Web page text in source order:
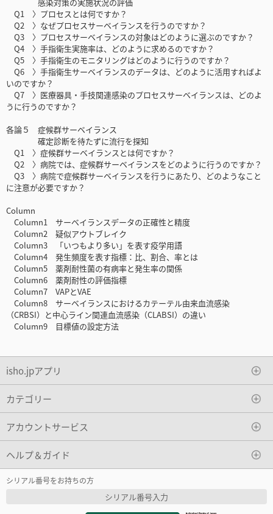
Q1 〉プロセスとは何ですか？
Q2 〉なぜプロセスサーベイランスを行うのですか？
Q3 〉プロセスサーベイランスの対象はどのように選ぶのですか？
Q4 〉手指衛生実施率は、どのように求めるのですか？
Q5 〉手指衛生のモニタリングはどのように行うのですか？
Q6 〉手指衛生サーベイランスのデータは、どのように活用すればよ
いのですか？
Q7 〉医療器具・手技関連感染のプロセスサーベイランスは、どのよ
うに行うのですか？
各論５ 症候群サーベイランス
確定診断を待たずに流行を探知
Q1 〉症候群サーベイランスとは何ですか？
Q2 〉病院では、症候群サーベイランスをどのように行うのですか？
Q3 〉病院で症候群サーベイランスを行うにあたり、どのようなこと
に注意が必要ですか？
Column
Column1 サーベイランスデータの正確性と精度
Column2 疑似アウトブレイク
Column3 「いつもより多い」を表す疫学用語
Column4 発生頻度を表す指標：比、割合、率とは
Column5 薬剤耐性菌の有病率と発生率の関係
Column6 薬剤耐性の評価指標
Column7 VAPとVAE
Column8 サーベイランスにおけるカテーテル由来血流感染
（CRBSI）と中心ライン関連血流感染（CLABSI）の違い
Column9 目標値の設定方法
isho.jpアプリ
カテゴリー
アカウントサービス
ヘルプ＆ガイド
シリアル番号をお持ちの方
シリアル番号入力